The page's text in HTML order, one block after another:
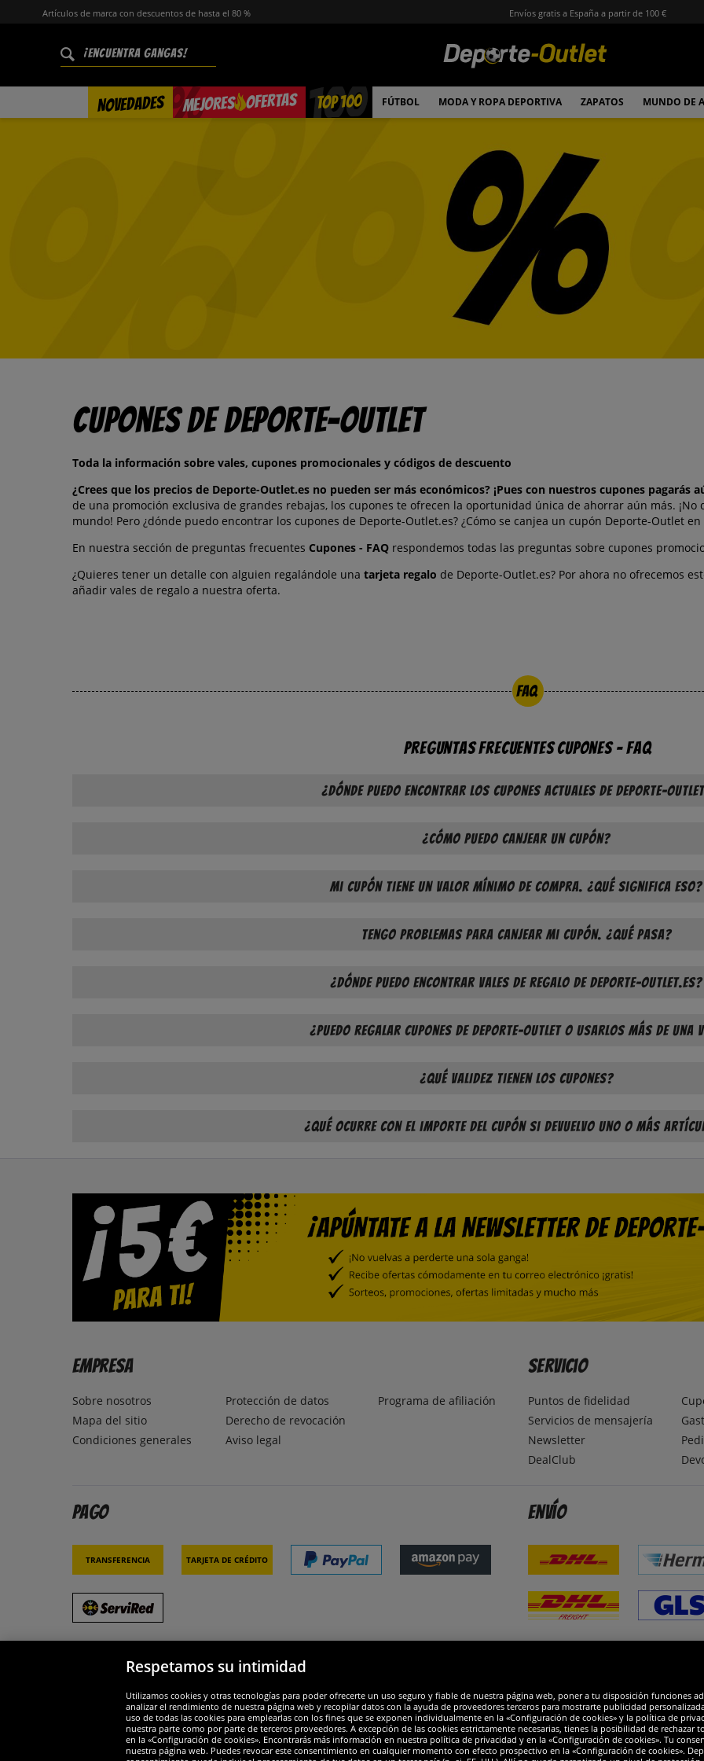
Artículos de marca con descuentos de hasta el 80 % Envíos gratis a España a partir de 100 €
NOVEDADES MEJORES OFERTAS
% TOP 100 FÚTBOL MODA Y ROPA DEPORTIVA ZAPATOS MUNDO DE
Cupones de Deporte-Outlet
Toda la información sobre vales, cupones promocionales y códigos de descuento
¿Crees que los precios de Deporte-Outlet.es no pueden ser más económicos? ¡Pues con nuestros cupones pagarás
de una promoción exclusiva de grandes rebajas, los cupones te ofrecen la oportunidad única de ahorrar aún más.
mundo! Pero ¿dónde puedo encontrar los cupones de Deporte-Outlet.es? ¿Cómo se canjea un cupón Deporte-Outlet
En nuestra sección de preguntas frecuentes Cupones - FAQ respondemos todas las preguntas sobre cupones
¿Quieres tener un detalle con alguien regalándole una tarjeta regalo de Deporte-Outlet.es? Por ahora no ofrecemos
añadir vales de regalo a nuestra oferta.
FAQ
preguntas frecuentes Cupones - FAQ
¿Dónde puedo encontrar los cupones actuales de Deporte-
¿Cómo puedo canjear un cupón?
Mi cupón tiene un valor mínimo de compra. ¿Qué significa eso?
Tengo problemas para canjear mi cupón. ¿Qué pasa?
¿Dónde puedo encontrar vales de regalo de Deporte-Outlet.es?
¿Puedo regalar cupones de Deporte-Outlet o usarlos más de una
¿Qué validez tienen los cupones?
¿Qué ocurre con el importe del cupón si devuelvo uno o más
Empresa
Sobre nosotros
Mapa del sitio
Condiciones generales
Protección de datos
Derecho de revocación
Aviso legal
Programa de afiliación
Servicio
Puntos de fidelidad
Servicios de mensajería
Newsletter
DealClub
Pago
Transferencia Tarjeta de crédito
Envío
Respetamos su intimidad
Utilizamos cookies y otras tecnologías para poder ofrecerte un uso seguro y fiable de nuestra página web, poner a tu disposición funciones
analizar el rendimiento de nuestra página web y recopilar datos con la ayuda de proveedores terceros para mostrarte publicidad
uso de todas las cookies para emplearlas con los fines que se exponen individualmente en la «Configuración de cookies» y la política de
nuestra parte como por parte de terceros proveedores. A excepción de las cookies estrictamente necesarias, tienes la posibilidad de
en la «Configuración de cookies». Encontrarás más información en nuestra política de privacidad y en la «Configuración de cookies». Tu
nuestra página web. Puedes revocar este consentimiento en cualquier momento con efecto prospectivo en la «Configuración de cookies».